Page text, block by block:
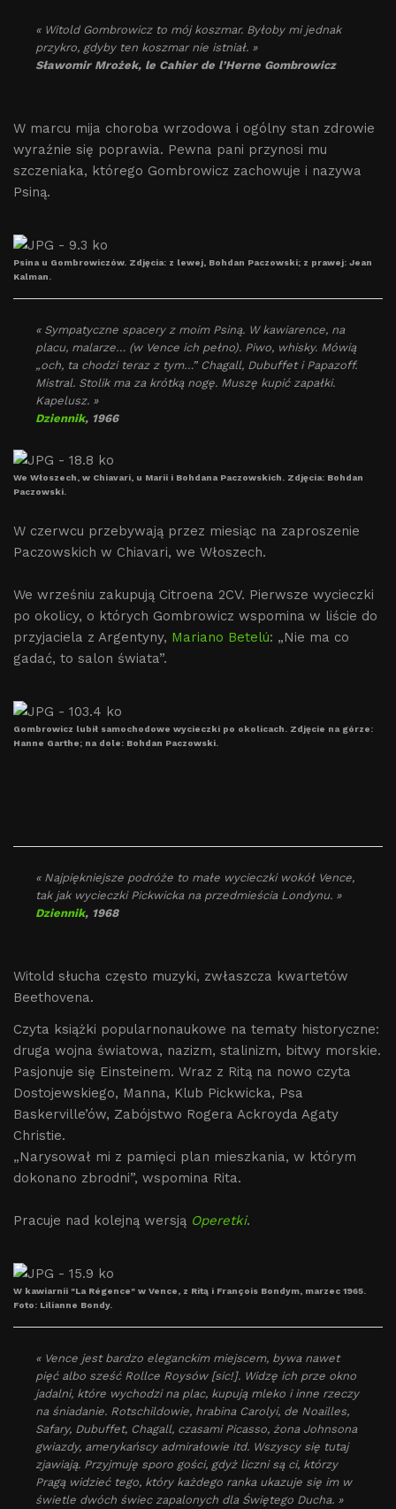
« Witold Gombrowicz to mój koszmar. Byłoby mi jednak
przykro, gdyby ten koszmar nie istniał. »
Sławomir Mrożek, le Cahier de l’Herne Gombrowicz
W marcu mija choroba wrzodowa i ogólny stan zdrowie
wyraźnie się poprawia. Pewna pani przynosi mu
szczeniaka, którego Gombrowicz zachowuje i nazywa
Psiną.
Psina u Gombrowiczów. Zdjęcia: z lewej, Bohdan Paczowski; z prawej: Jean
Kalman.
« Sympatyczne spacery z moim Psiną. W kawiarence, na
placu, malarze… (w Vence ich pełno). Piwo, whisky. Mówią
„och, ta chodzi teraz z tym…” Chagall, Dubuffet i Papazoff.
Mistral. Stolik ma za krótką nogę. Muszę kupić zapałki.
Kapelusz. »
Dziennik, 1966
We Włoszech, w Chiavari, u Marii i Bohdana Paczowskich. Zdjęcia: Bohdan
Paczowski.
W czerwcu przebywają przez miesiąc na zaproszenie
Paczowskich w Chiavari, we Włoszech.
We wrześniu zakupują Citroena 2CV. Pierwsze wycieczki
po okolicy, o których Gombrowicz wspomina w liście do
przyjaciela z Argentyny, Mariano Betelú: „Nie ma co
gadać, to salon świata”.
Gombrowicz lubił samochodowe wycieczki po okolicach. Zdjęcie na górze:
Hanne Garthe; na dole: Bohdan Paczowski.
« Najpiękniejsze podróże to małe wycieczki wokół Vence,
tak jak wycieczki Pickwicka na przedmieścia Londynu. »
Dziennik, 1968
Witold słucha często muzyki, zwłaszcza kwartetów
Beethovena.
Czyta książki popularnonaukowe na tematy historyczne:
druga wojna światowa, nazizm, stalinizm, bitwy morskie.
Pasjonuje się Einsteinem. Wraz z Ritą na nowo czyta
Dostojewskiego, Manna, Klub Pickwicka, Psa
Baskerville’ów, Zabójstwo Rogera Ackroyda Agaty
Christie.
„Narysował mi z pamięci plan mieszkania, w którym
dokonano zbrodni”, wspomina Rita.
Pracuje nad kolejną wersją Operetki.
W kawiarnii "La Régence" w Vence, z Ritą i François Bondym, marzec 1965.
Foto: Lilianne Bondy.
« Vence jest bardzo eleganckim miejscem, bywa nawet
pięć albo sześć Rollce Roysów [sic!]. Widzę ich prze okno
jadalni, które wychodzi na plac, kupują mleko i inne rzeczy
na śniadanie. Rotschildowie, hrabina Carolyi, de Noailles,
Safary, Dubuffet, Chagall, czasami Picasso, żona Johnsona
gwiazdy, amerykańscy admirałowie itd. Wszyscy się tutaj
zjawiają. Przyjmuję sporo gości, gdyż liczni są ci, którzy
Pragą widzieć tego, który każdego ranka ukazuje się im w
świetle dwóch świec zapalonych dla Świętego Ducha. »